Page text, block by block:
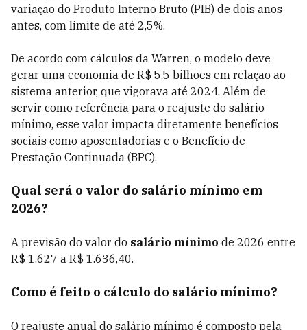
variação do Produto Interno Bruto (PIB) de dois anos
antes, com limite de até 2,5%.
De acordo com cálculos da Warren, o modelo deve
gerar uma economia de R$ 5,5 bilhões em relação ao
sistema anterior, que vigorava até 2024. Além de
servir como referência para o reajuste do salário
mínimo, esse valor impacta diretamente benefícios
sociais como aposentadorias e o Benefício de
Prestação Continuada (BPC).
Qual será o valor do salário mínimo em
2026?
A previsão do valor do salário mínimo de 2026 entre
R$ 1.627 a R$ 1.636,40.
Como é feito o cálculo do salário mínimo?
O reajuste anual do salário mínimo é composto pela